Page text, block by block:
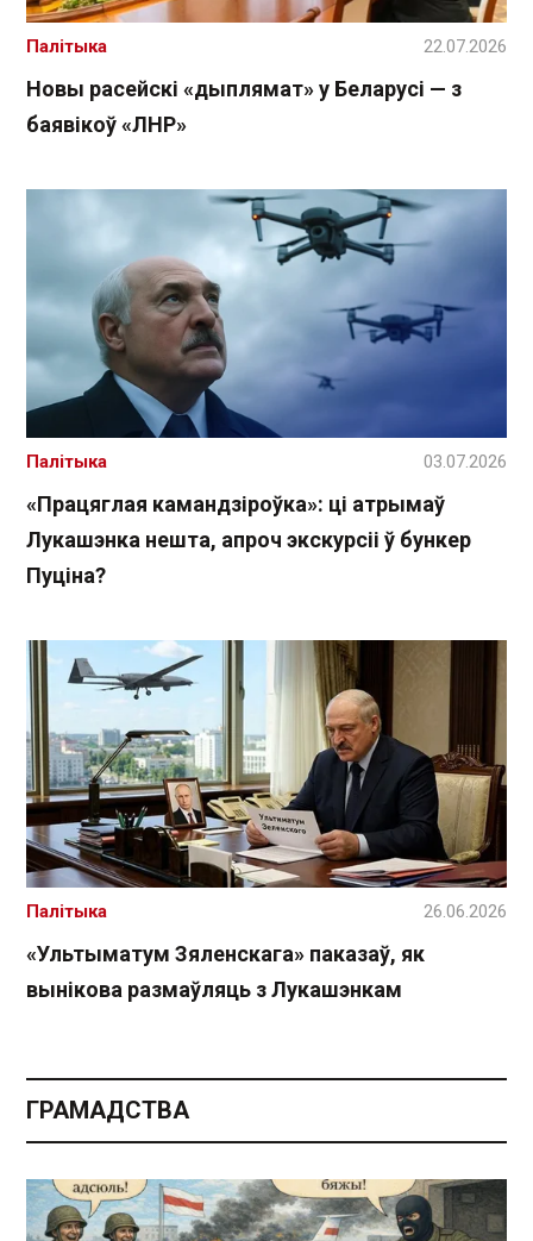
Новы расейскі «дыплямат» у Беларусі — з
баявікоў «ЛНР»
Палітыка 22.07.2026
«Працяглая камандзіроўка»: ці атрымаў
Лукашэнка нешта, апроч экскурсіі ў бункер
Пуціна?
Палітыка 03.07.2026
«Ультыматум Зяленскага» паказаў, як
вынікова размаўляць з Лукашэнкам
Палітыка 26.06.2026
ГРАМАДСТВА